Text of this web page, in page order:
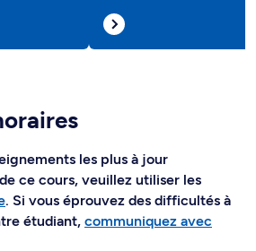
les plus à jour
ce cours, veuillez utiliser les
. Si vous éprouvez des difficultés à
étudiant, communiquez avec